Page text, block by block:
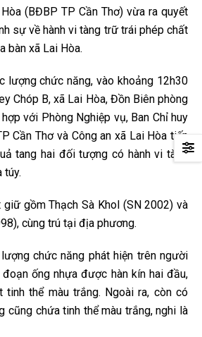
(BĐBP TP Cần Thơ) vừa ra quyết
sự về hành vi tàng trữ trái phép chất
bàn xã Lai Hòa.
lượng chức năng, vào khoảng 12h30
Chóp B, xã Lai Hòa, Đồn Biên phòng
với Phòng Nghiệp vụ, Ban Chỉ huy
Cần Thơ và Công an xã Lai Hòa tiến
tang hai đối tượng có hành vi tàng
túy.
gồm Thạch Sà Khol (SN 2002) và
cùng trú tại địa phương.
chức năng phát hiện trên người
ống nhựa được hàn kín hai đầu,
tinh thể màu trắng. Ngoài ra, còn có
cũng chứa tinh thể màu trắng, nghi là